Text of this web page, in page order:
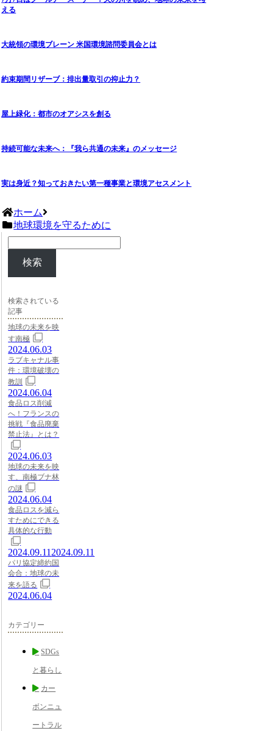
える
大統領の環境ブレーン 米国環境諮問委員会とは
約束期間リザーブ：排出量取引の抑止力？
屋上緑化：都市のオアシスを創る
持続可能な未来へ：『我ら共通の未来』のメッセージ
実は身近？知っておきたい第一種事業と環境アセスメント
ホーム
地球環境を守るために
検索
検索されている
記事
地球の未来を映
す南極
2024.06.03
ラブキャナル事
件：環境破壊の
教訓
2024.06.04
食品ロス削減
へ！フランスの
挑戦『食品廃棄
禁止法』とは？
2024.06.03
地球の未来を映
す、南極ブナ林
の謎
2024.06.04
食品ロスを減ら
すためにできる
具体的な行動
2024.09.11 2024.09.11
パリ協定締約国
会合：地球の未
来を語る
2024.06.04
カテゴリー
SDGs
と暮らし
カー
ボンニュ
ートラル